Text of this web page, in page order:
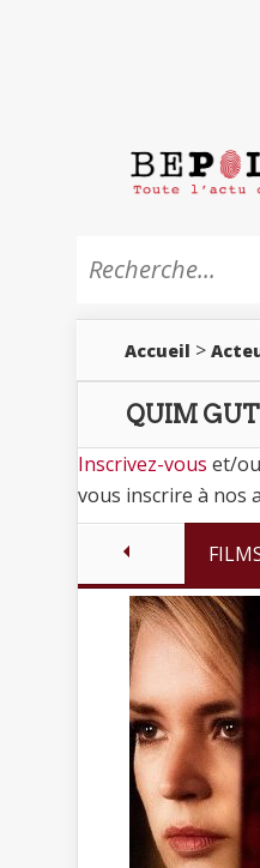
Accueil >
QUIM
Inscrivez-vous et/ou
vous inscrire à nos